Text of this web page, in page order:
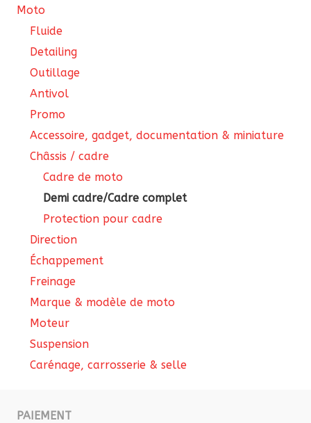
Moto
Fluide
Detailing
Outillage
Antivol
Promo
Accessoire, gadget, documentation & miniature
Châssis / cadre
Cadre de moto
Demi cadre/Cadre complet
Protection pour cadre
Direction
Échappement
Freinage
Marque & modèle de moto
Moteur
Suspension
Carénage, carrosserie & selle
PAIEMENT